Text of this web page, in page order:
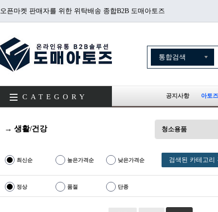
오픈마켓 판매자를 위한 위탁배송 종합B2B 도매아토즈
CATEGORY 공지사항 아토
→ 생활/건강 청소용품
최신순 높은가격순 낮은가격순 검색된 카테고리
정상 품절 단종